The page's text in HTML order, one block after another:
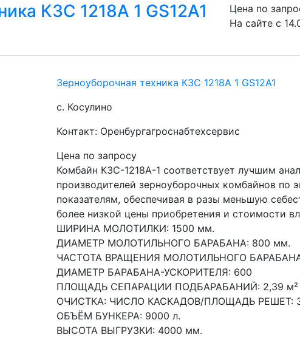
КЗС 1218А 1 GS12A1
Цена по
На сайте с
Зерноуборочная техника КЗС 1218А 1 GS12A1
с. Косулино
Контакт: Оренбургагроснабтехсервис
Цена по запросу
Комбайн КЗС-1218А-1 соответствует лучшим
производителей зерноуборочных комбайнов по
показателям, обеспечивая в разы меньшую
более низкой цены приобретения и стоимости
ШИРИНА МОЛОТИЛКИ: 1500 мм.
ДИАМЕТР МОЛОТИЛЬНОГО БАРАБАНА: 800 мм.
ЧАСТОТА ВРАЩЕНИЯ МОЛОТИЛЬНОГО
ДИАМЕТР БАРАБАНА-УСКОРИТЕЛЯ: 600
ПЛОЩАДЬ СЕПАРАЦИИ ПОДБАРАБАНИЙ: 2,39 м²
ОЧИСТКА: ЧИСЛО КАСКАДОВ/ПЛОЩАДЬ РЕШЕТ:
ОБЪЁМ БУНКЕРА: 9000 л.
ВЫСОТА ВЫГРУЗКИ: 4000 мм.